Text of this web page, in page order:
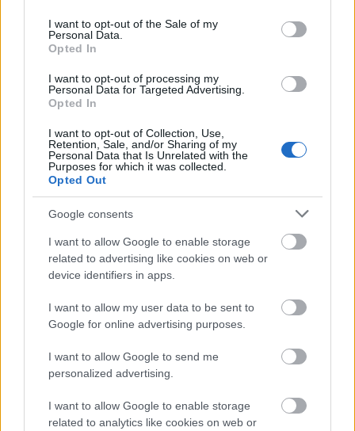
consent section.
I want to opt-out of the Sale of my
Personal Data.
Opted In
I want to opt-out of processing my
Personal Data for Targeted Advertising.
Opted In
I want to opt-out of Collection, Use,
Retention, Sale, and/or Sharing of my
Personal Data that Is Unrelated with the
Purposes for which it was collected.
Opted Out
Google consents
I want to allow Google to enable storage
related to advertising like cookies on web or
device identifiers in apps.
I want to allow my user data to be sent to
Google for online advertising purposes.
I want to allow Google to send me
personalized advertising.
I want to allow Google to enable storage
related to analytics like cookies on web or
To συγκεκριμένο είδος τόνου θεωρείται από τις
ειδικοί ανησυχούν για την επιβίωση και συνέχιση
Kiyoshi Kimura δεν είναι πρώτη φορά που
προβαίνει σε μια τέτοια αγορά καθώς κατείχε το
ρεκόρ των υψηλότερων αγορών επί 6 συνεχόμενα
χρόνια για ένα μόνο ψάρι! Το ρεκόρ του έσπασε το
2017, όταν ιδιοκτήτης άλλης αλυσίδας εστιατορίων
αγόρασε ένα γαλαζόπτερο τόνο βάρους 222 κιλών
φαίνεται ο Kimura επέστρεψε σύντομα στη κορυφή